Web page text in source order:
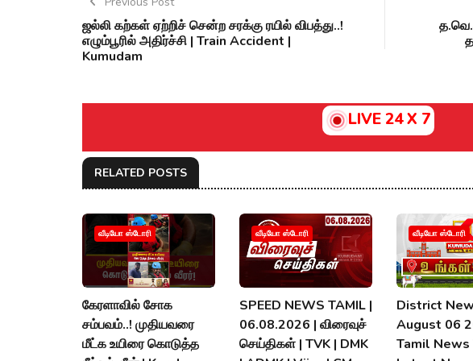
ஜல்லி கற்கள் ஏற்றிச் சென்ற சரக்கு ரயில் விபத்து..!
எழும்பூரில் அதிர்ச்சி | Train Accident |
Kumudam
LIVE 24 X 7
RELATED POSTS
வீடியோ ஸ்டோரி
கேரளாவில் சோக
சம்பவம்..! முதியவரை
மீட்க உயிரை கொடுத்த
வீடியோ ஸ்டோரி
SPEED NEWS TAMIL |
06.08.2026 | விரைவுச்
செய்திகள் | TVK | DMK
வீடியோ ஸ்டோரி
District
August 06
Tamil News